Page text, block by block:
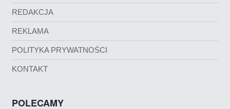
REDAKCJA
REKLAMA
POLITYKA PRYWATNOŚCI
KONTAKT
POLECAMY